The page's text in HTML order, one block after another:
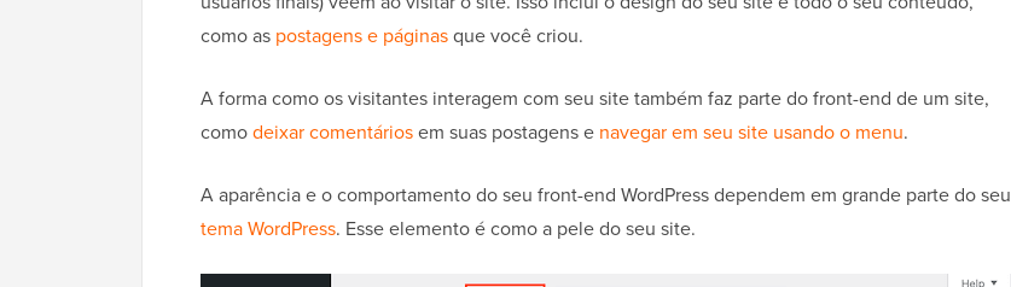
como as postagens e páginasque você criou.
A forma como os visitantes interagem com seu site também faz parte do front-end de um site,
comodeixar comentáriosem suas postagens e navegar em seu site usando o menu.
A aparência e o comportamento do seu front-end WordPress dependem em grande parte do seu
tema WordPress. Esse elemento é como a pele do seu site.